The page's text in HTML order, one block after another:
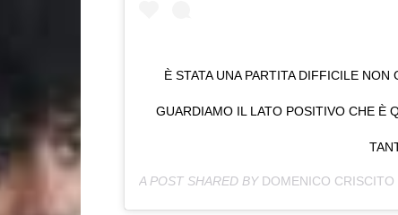
È STATA UNA PARTITA DIFFICILE NON
GUARDIAMO IL LATO POSITIVO CHE È
A POST SHARED BY DOMENICO CRISCITO